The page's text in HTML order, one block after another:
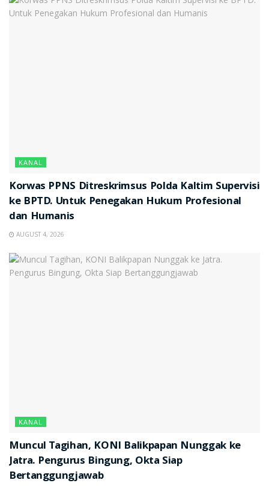
KANAL
Korwas PPNS Ditreskrimsus Polda Kaltim Supervisi
ke BPTD. Untuk Penegakan Hukum Profesional
dan Humanis
AUGUST 4, 2026
KANAL
Muncul Tagihan, KONI Balikpapan Nunggak ke
Jatra. Pengurus Bingung, Okta Siap
Bertanggungjawab